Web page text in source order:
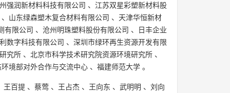
强润新材料科技有限公司 、 江苏双星彩塑新材料股
、 山东绿森塑木复合材料有限公司 、 天津华恒新材
有限公司 、 沧州明珠塑料股份有限公司 、
日丰企业
数字科技有限公司 、 深圳市绿环再生资源开发有限
究所 、 北京市科学技术研究院资源环境研究所 、
环境部对外合作与交流中心 、 福建师范大学 。
王百提 、 蔡莺 、 王占杰 、 王向东 、 武明明 、 刘向